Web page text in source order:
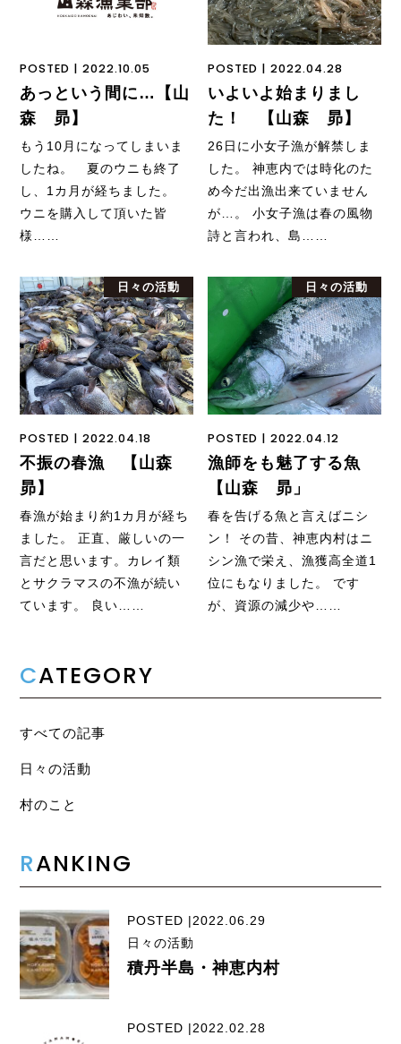
POSTED | 2022.10.05
あっという間に…【山
森 昴】
もう10月になってしまいま
したね。 夏のウニも終了
し、1カ月が経ちました。
ウニを購入して頂いた皆
様……
POSTED | 2022.04.28
いよいよ始まりまし
た！ 【山森 昴】
26日に小女子漁が解禁しま
した。 神恵内では時化のた
め今だ出漁出来ていません
が…。 小女子漁は春の風物
詩と言われ、島……
日々の活動
POSTED | 2022.04.18
不振の春漁 【山森
昴】
春漁が始まり約1カ月が経ち
ました。 正直、厳しいの一
言だと思います。カレイ類
とサクラマスの不漁が続い
ています。 良い……
日々の活動
POSTED | 2022.04.12
漁師をも魅了する魚
【山森 昴」
春を告げる魚と言えばニシ
ン！ その昔、神恵内村はニ
シン漁で栄え、漁獲高全道1
位にもなりました。 です
が、資源の減少や……
CATEGORY
すべての記事
日々の活動
村のこと
RANKING
POSTED |2022.06.29
日々の活動
積丹半島・神恵内村
POSTED |2022.02.28